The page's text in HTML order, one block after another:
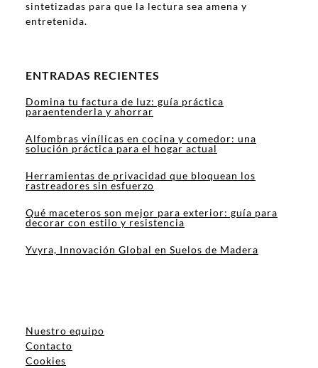
sintetizadas para que la lectura sea amena y
entretenida.
ENTRADAS RECIENTES
Domina tu factura de luz: guía práctica
paraentenderla y ahorrar
Alfombras vinílicas en cocina y comedor: una
solución práctica para el hogar actual
Herramientas de privacidad que bloquean los
rastreadores sin esfuerzo
Qué maceteros son mejor para exterior: guía para
decorar con estilo y resistencia
Yvyra, Innovación Global en Suelos de Madera
Nuestro equipo
Contacto
Cookies